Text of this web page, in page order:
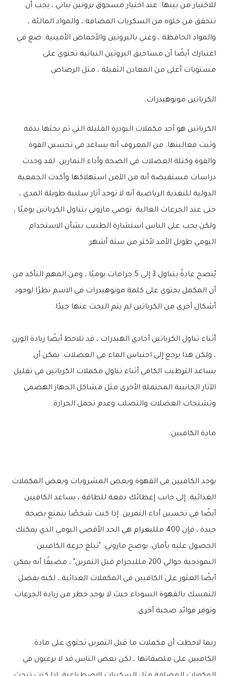
للاختيار من بينها. عند اختيار مسحوق بروتين نباتي ، يجب أن
تتحقق من خلوه من السكريات المضافة ، والمواد المالئة ،
والمواد الحافظة ، وغني بالبروتين والأحماض الأمينية. ضع في
اعتبارك أيضًا أن مساحيق البروتين النباتية تحتوي على
مستويات أعلى من المعادن الثقيلة ، مثل الرصاص.
الكرياتين مونوهيدرات:
الكرياتين هو أحد مكملات البودرة القليلة التي تم بحثها بدقة
وثبت فعاليتها. من المعروف أنه يساعد في تحسين القوة
والقوة وكتلة العضلات في الصحة وأداء التمارين. لقد وجدت
دراسات مستفيضة أنه من الآمن استهلاكها وأكدت الجمعية
الدولية للتغذية الرياضية أنه لا توجد آثار سلبية طويلة المدى ،
حتى عند الجرعات العالية. توصي مازوني بتناول الكرياتين يوميًا ،
ولكن يجب على الناس استشارة الطبيب بشأن الاستخدام
اليومي طويل الأمد لأكثر من ستة أشهر.
يُنصح عادةً بتناول 3 إلى 5 جرامات يوميًا ، ومن المهم التأكد من
أن المكمل يحتوي على كلمة مونوهيدرات في الاسم نظرًا لوجود
أشكال أخرى من الكرياتين لم يتم البحث عنها جيدًا.
أثناء تناول الكرياتين أحادي الهيدرات ، قد تلاحظ أيضًا زيادة الوزن
، ولكن هذا يرجع إلى احتباس الماء في العضلات. يمكن أن
يساعد الترطيب الكافي أثناء تناول مكملات الكرياتين في تقليل
الآثار الجانبية المحتملة الأخرى مثل مشاكل الجهاز الهضمي
وتشنجات العضلات والتصلب وعدم تحمل الحرارة.
مادة الكافيين:
يوجد الكافيين في القهوة وبعض المشروبات وبعض المكملات
الغذائية. إلى جانب إعطائك دفعة للطاقة ، يساعد الكافيين
أيضًا في تحسين أداء التمرين. إذا كنت شخصًا يتمتع بصحة
جيدة ، فإن 400 ملليغرام هي الحد الأقصى اليومي الذي يمكنك
الحصول عليه بأمان. يوضح مازوني: "تبلغ جرعة الكافيين
النموذجية حوالي 200 ملليجرام قبل التمرين" ، مضيفًا أنه يمكن
أيضًا العثور على الكافيين في المكملات الغذائية ، لكنه يفضل
التمسك بالقهوة السوداء حيث لا يوجد خطر من زيادة الجرعات
وتوفر فوائد صحية أخرى.
ربما لاحظت أن مكملات ما قبل التمرين تحتوي على مادة
الكافيين على ملصقاتها ، لكن بعض الناس قد لا يرغبون في